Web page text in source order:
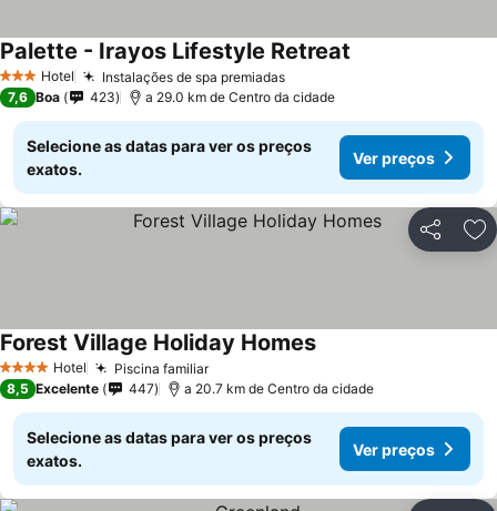
3 EstrelasHotel Instalações de spa premiadasVer preços
Palette - Irayos Lifestyle Retreat
7,6 Boa 423 a 29.0 km de Centro da cidade
Selecione as datas para ver os preços
exatos.
Ver preços
Partilhar
4 EstrelasHotel Piscina familiarVer preços
Forest Village Holiday HomesVer preços
8,5 Excelente 447 a 20.7 km de Centro da cidade
Selecione as datas para ver os preços
exatos.
Ver preços